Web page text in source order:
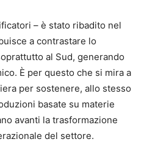
– è stato ribadito nel
a contrastare lo
al Sud, generando
È per questo che si mira a
per sostenere, allo stesso
basate su materie
avanti la trasformazione
del settore.